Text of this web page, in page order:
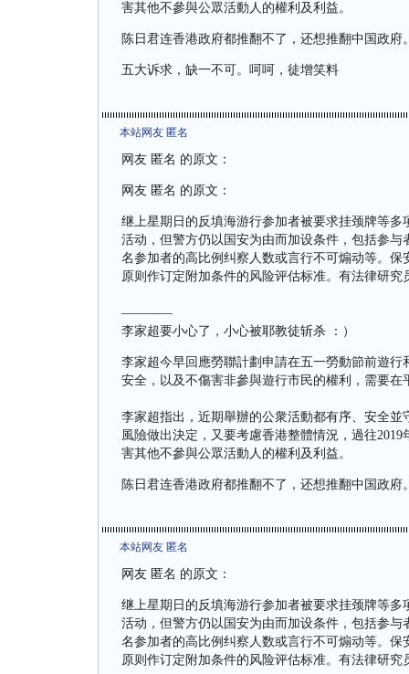
害其他不參與公眾活動人的權利及利益。
陈日君连香港政府都推翻不了，还想推翻中国政府
五大诉求，缺一不可。呵呵，徒增笑料
本站网友 匿名
网友 匿名 的原文：
网友 匿名 的原文：
继上星期日的反填海游行参加者被要求挂颈牌等
活动，但警方仍以国安为由而加设条件，包括参
名参加者的高比例纠察人数或言行不可煽动等。
原则作订定附加条件的风险评估标准。有法律研
————
李家超要小心了，小心被耶教徒斩杀 ：）
李家超今早回應勞聯計劃申請在五一勞動節前遊
安全，以及不傷害非參與遊行市民的權利，需要在
李家超指出，近期舉辦的公衆活動都有序、安全
風險做出決定，又要考慮香港整體情況，過往
害其他不參與公眾活動人的權利及利益。
陈日君连香港政府都推翻不了，还想推翻中国政府
本站网友 匿名
网友 匿名 的原文：
继上星期日的反填海游行参加者被要求挂颈牌等
活动，但警方仍以国安为由而加设条件，包括参
名参加者的高比例纠察人数或言行不可煽动等。
原则作订定附加条件的风险评估标准。有法律研